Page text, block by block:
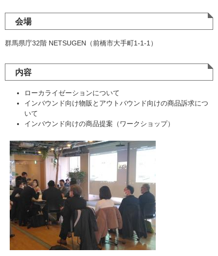
会場
群馬県庁32階 NETSUGEN（前橋市大手町1-1-1）
内容
ローカライゼーションについて
インバウンド向け物販とアウトバウンド向けの商品訴求につ
いて
インバウンド向けの商品提案（ワークショップ）